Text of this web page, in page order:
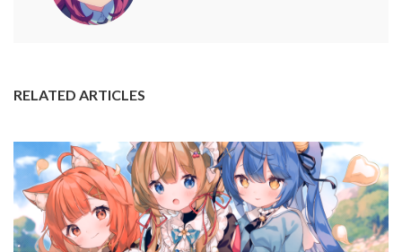
RELATED ARTICLES